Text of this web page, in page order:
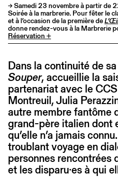
→ Samedi 23 novembre à partir de
Soirée à la marbrerie. Pour fêter le
et à l’occasion de la première de
donne rendez-vous à la Marbrerie
Réservation +
Dans la continuité de
Souper, accueillie la
partenariat avec le
Montreuil, Julia
autre membre fantôme
grand-père italien dont
qu’elle n’a jamais
troublant voyage en
personnes rencontrées
et les disparu·es à qui